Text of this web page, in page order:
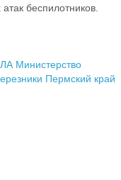
беспилотников.
Министерство
Пермский край